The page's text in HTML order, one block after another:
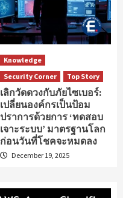
Knowledge
Security Corner
Top Story
เลิกวัดดวงกับภัยไซเบอร์:
เปลี่ยนองค์กรเป็นป้อม
ปราการด้วยการ ‘ทดสอบ
เจาะระบบ’ มาตรฐานโลก
ก่อนวันที่โชคจะหมดลง
December 19, 2025